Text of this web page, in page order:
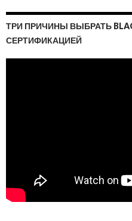
ТРИ ПРИЧИНЫ ВЫБРАТЬ
СЕРТИФИКАЦИЕЙ